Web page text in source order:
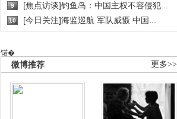
9 [焦点访谈]钓鱼岛：中国主权不容侵犯...
10 [今日关注]海监巡航 军队威慑 中国...
锘�
更多>>
微博推荐